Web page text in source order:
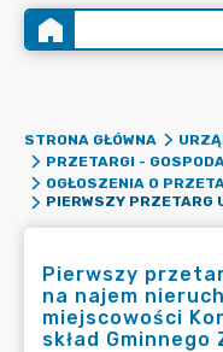
STRONA GŁÓWNA
PRZETARGI -
OGŁOSZENIA O
Pierwszy
na najem
miejscowości
skład